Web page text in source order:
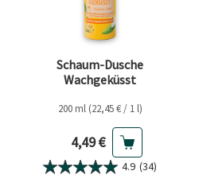
Schaum-Dusche
Wachgeküsst
200 ml (22,45 € / 1 l)
Aktueller Preis
4,49 €
4.9 (34)